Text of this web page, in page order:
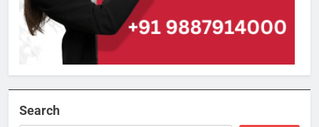
Search